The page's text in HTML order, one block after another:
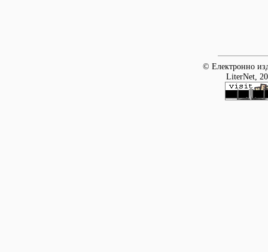
© Електронно
LiterNet,